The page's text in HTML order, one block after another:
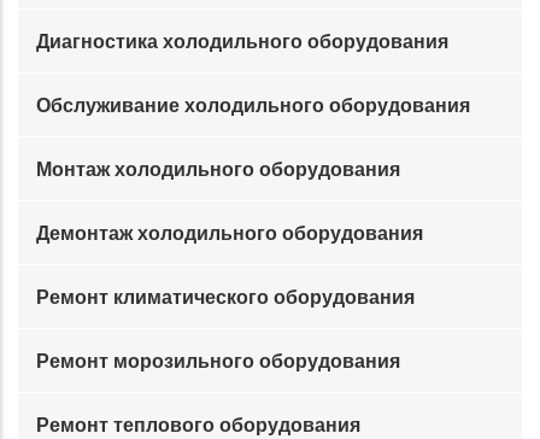
Диагностика холодильного оборудования
Обслуживание холодильного оборудования
Монтаж холодильного оборудования
Демонтаж холодильного оборудования
Ремонт климатического оборудования
Ремонт морозильного оборудования
Ремонт теплового оборудования